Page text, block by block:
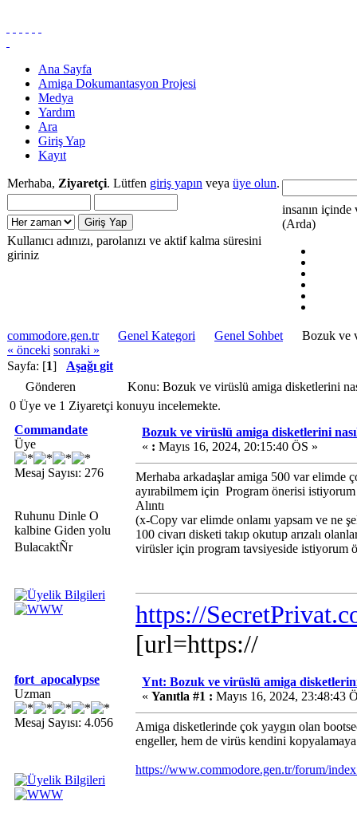
Ana Sayfa
Amiga Dokumantasyon Projesi
Medya
Yardım
Ara
Giriş Yap
Kayıt
Merhaba, Ziyaretçi. Lütfen giriş yapın veya üye olun.
Kullanıcı adınızı, parolanızı ve aktif kalma süresini
giriniz
insanın içinde
(Arda)
commodore.gen.tr Genel Kategori Genel Sohbet
Bozuk ve
« önceki sonraki »
Sayfa: [1] Aşağı git
Gönderen
Konu: Bozuk ve virüslü amiga disketlerini
0 Üye ve 1 Ziyaretçi konuyu incelemekte.
Commandate
Üye
Mesaj Sayısı: 276
Ruhunu Dinle O
kalbine Giden yolu
BulacaktÑr
Bozuk ve virüslü amiga disketlerini
« : Mayıs 16, 2024, 20:15:40 ÖS »
Merhaba arkadaşlar amiga 500 var elimde
ayırabilmem için Program önerisi
Alıntı
(x-Copy var elimde onlamı yapsam ve ne
100 civarı disketi takıp okutup arızalı
virüsler için program tavsiyeside istiyorum
https://
[url=https://
fort_apocalypse
Uzman
Mesaj Sayısı: 4.056
Ynt: Bozuk ve virüslü amiga
« Yanıtla #1 : Mayıs 16, 2024, 23:48:43
Amiga disketlerinde çok yaygın olan
engeller, hem de virüs kendini kopyalamaya
https://www.commodore.gen.tr/forum/